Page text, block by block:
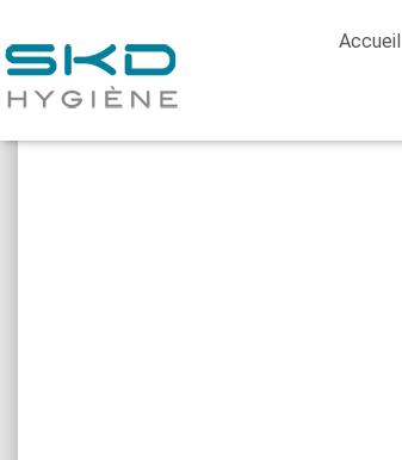
Accueil
Home /Distributeurs & Essuyage